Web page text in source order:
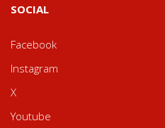
SOCIAL
Facebook
Instagram
X
Youtube